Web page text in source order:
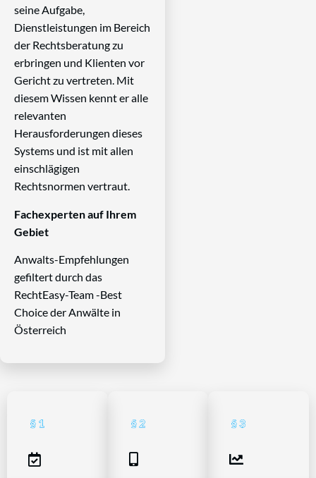
seine Aufgabe,
Dienstleistungen im Bereich
der Rechtsberatung zu
erbringen und Klienten vor
Gericht zu vertreten. Mit
diesem Wissen kennt er alle
relevanten
Herausforderungen dieses
Systems und ist mit allen
einschlägigen
Rechtsnormen vertraut.
Fachexperten auf Ihrem
Gebiet
Anwalts-Empfehlungen
gefiltert durch das
RechtEasy-Team -Best
Choice der Anwälte in
Österreich